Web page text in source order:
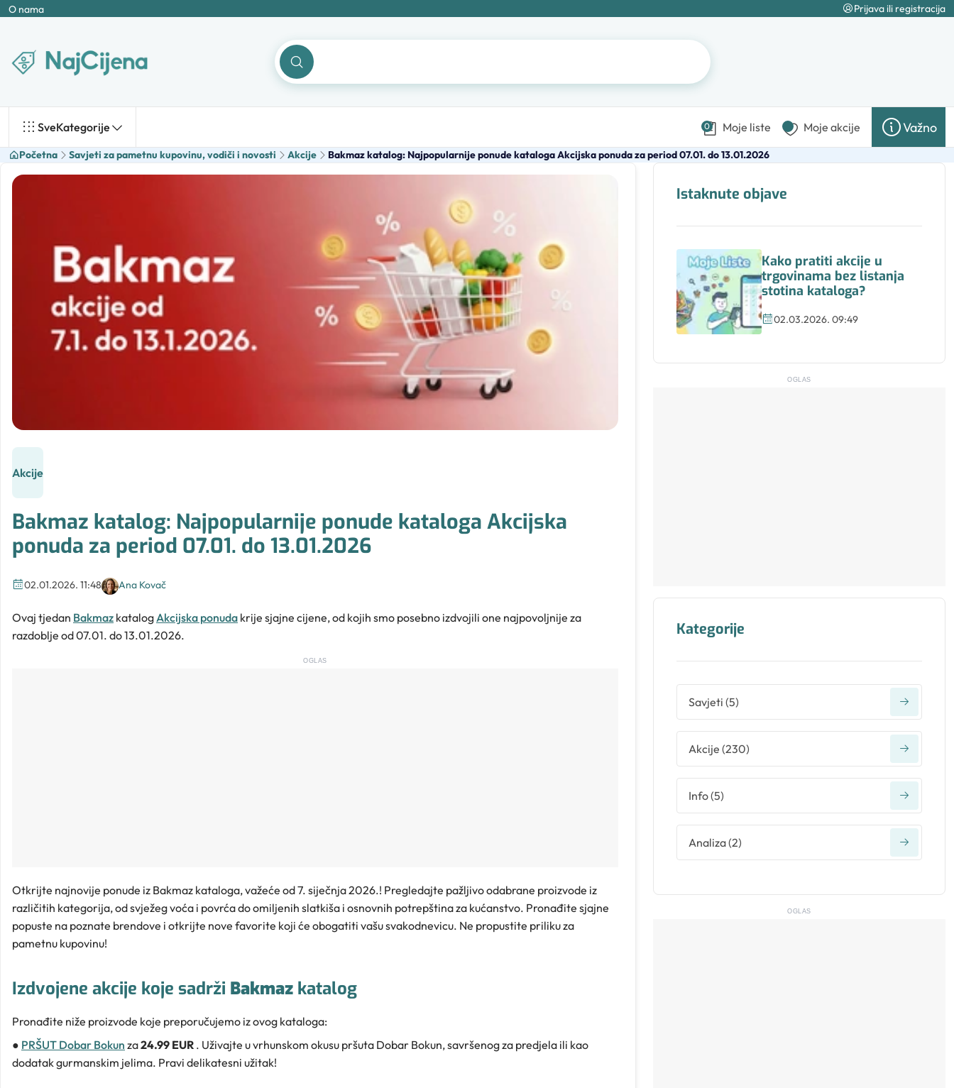
O nama Prijava ili registracija
SveKategorije 0 Moje liste Moje akcije Važno
Početna Savjeti za pametnu kupovinu, vodiči i novosti Akcije Bakmaz katalog: Najpopularnije ponude kataloga Akcijska ponuda za period 07.01. do 13.01.2026
Akcije
Bakmaz katalog: Najpopularnije ponude kataloga Akcijska
ponuda za period 07.01. do 13.01.2026
02.01.2026. 11:48 Ana Kovač
Ovaj tjedan Bakmaz katalog Akcijska ponuda krije sjajne cijene, od kojih smo posebno izdvojili one najpovoljnije za
razdoblje od 07.01. do 13.01.2026.
OGLAS
Otkrijte najnovije ponude iz Bakmaz kataloga, važeće od 7. siječnja 2026.! Pregledajte pažljivo odabrane proizvode iz
različitih kategorija, od svježeg voća i povrća do omiljenih slatkiša i osnovnih potrepština za kućanstvo. Pronađite sjajne
popuste na poznate brendove i otkrijte nove favorite koji će obogatiti vašu svakodnevicu. Ne propustite priliku za
pametnu kupovinu!
Izdvojene akcije koje sadrži Bakmaz katalog
Pronađite niže proizvode koje preporučujemo iz ovog kataloga:
● PRŠUT Dobar Bokun za24.99 EUR . Uživajte u vrhunskom okusu pršuta Dobar Bokun, savršenog za predjela ili kao
dodatak gurmanskim jelima. Pravi delikatesni užitak!
Istaknute objave
Kako pratiti akcije u
trgovinama bez listanja
stotina kataloga?
02.03.2026. 09:49
OGLAS
Kategorije
Savjeti (5)
Akcije (230)
Info(5)
Analiza(2)
OGLAS